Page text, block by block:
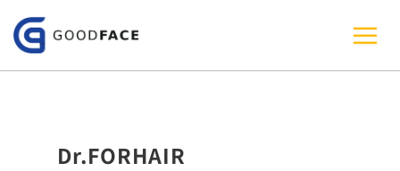
至
主
Dr.FORHAIR